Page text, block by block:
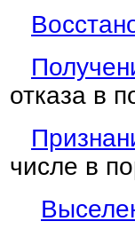
отказа в
числе в